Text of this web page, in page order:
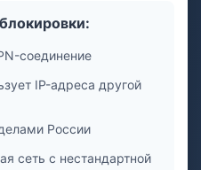
соединение
IP-адреса другой
России
сеть с нестандартной